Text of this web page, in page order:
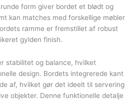
form giver bordet et blødt og
kan matches med forskellige møbler
ramme er fremstillet af robust
gylden finish.
stabilitet og balance, hvilket
design. Bordets integrerede kant
af, hvilket gør det ideelt til servering
objekter. Denne funktionelle detalje